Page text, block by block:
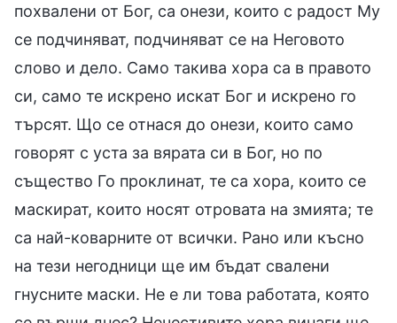
похвалени от Бог, са онези, които с радост Му
се подчиняват, подчиняват се на Неговото
слово и дело. Само такива хора са в правото
си, само те искрено искат Бог и искрено го
търсят. Що се отнася до онези, които само
говорят с уста за вярата си в Бог, но по
същество Го проклинат, те са хора, които се
маскират, които носят отровата на змията; те
са най-коварните от всички. Рано или късно
на тези негодници ще им бъдат свалени
гнусните маски. Не е ли това работата, която